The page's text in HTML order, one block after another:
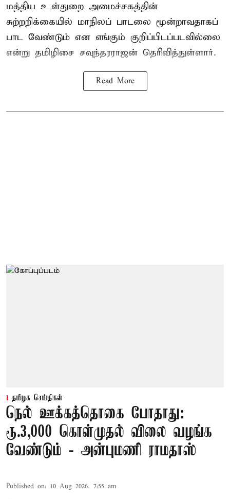
மத்திய உள்துறை அமைச்சகத்தின்
சுற்றறிக்கையில் மாநிலப் பாடலை மூன்றாவதாகப்
பாட வேண்டும் என எங்கும் குறிப்பிடப்படவில்லை
என்று தமிழிசை சவுந்தரராஜன் தெரிவித்துள்ளார்.
Read More
தமிழக செய்திகள்
நெல் ஊக்கத்தொகை போதாது:
ரூ.3,000 கொள்முதல் விலை வழங்க
வேண்டும் - அன்புமணி ராமதாஸ்
Published on: 10 Aug 2026, 7:55 am